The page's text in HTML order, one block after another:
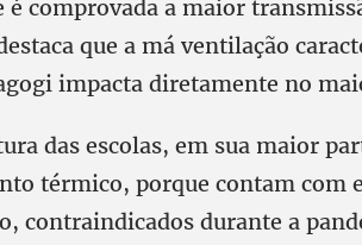
é comprovada a maior
que a má ventilação
impacta diretamente no
das escolas, em sua maior
térmico, porque contam com
contraindicados durante a